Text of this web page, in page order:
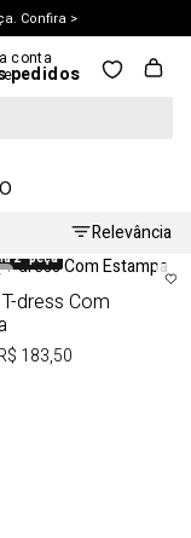
Confira >
Relevância
2ª peça
dress Com
183,50